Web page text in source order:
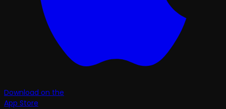
Download on the
App Store